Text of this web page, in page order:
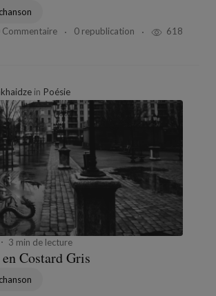
Commentaire 0 republication 618
in Poésie
3 min de lecture
Costard Gris